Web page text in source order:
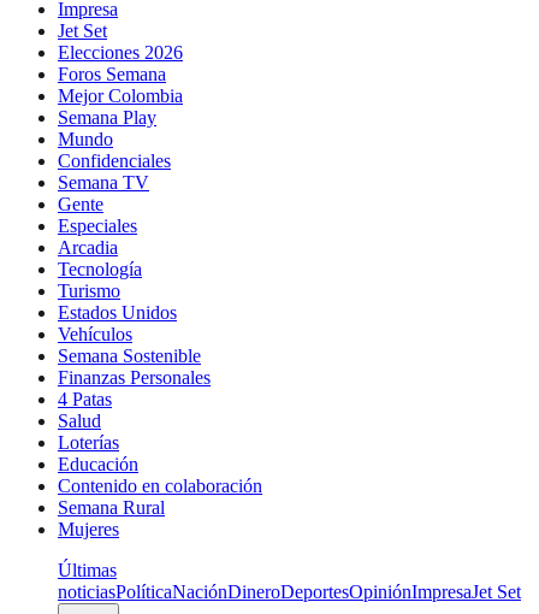
Impresa
Jet Set
Elecciones 2026
Foros Semana
Mejor Colombia
Semana Play
Mundo
Confidenciales
Semana TV
Gente
Especiales
Arcadia
Tecnología
Turismo
Estados Unidos
Vehículos
Semana Sostenible
Finanzas Personales
4 Patas
Salud
Loterías
Educación
Contenido en colaboración
Semana Rural
Mujeres
Últimas
noticiasPolíticaNaciónDineroDeportesOpiniónImpresaJet Set